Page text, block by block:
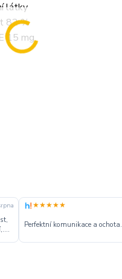
látky
82 %
15 mg
★★★★★
Perfektní komunikace a ochota.